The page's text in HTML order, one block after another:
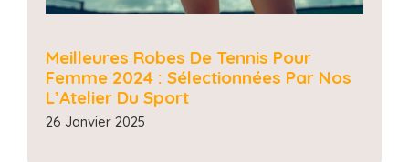
Meilleures Robes De Tennis Pour
Femme 2024 : Sélectionnées Par Nos
L’Atelier Du Sport
26 Janvier 2025